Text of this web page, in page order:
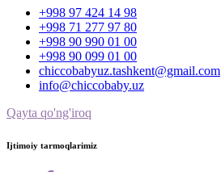
+998 97 424 14 98
+998 71 277 97 80
+998 90 990 01 00
+998 90 099 01 00
chiccobabyuz.tashkent@gmail.com
info@chiccobaby.uz
Qayta qo'ng'iroq
Ijtimoiy tarmoqlarimiz